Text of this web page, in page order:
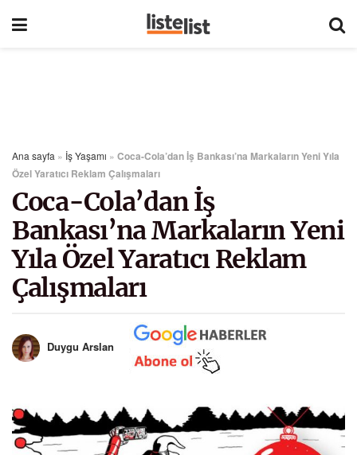
Ana sayfa » İş Yaşamı » Coca-Cola’dan İş Bankası’na Markaların Yeni Yıla
Özel Yaratıcı Reklam Çalışmaları
Coca-Cola’dan İş
Bankası’na Markaların Yeni
Yıla Özel Yaratıcı Reklam
Çalışmaları
Duygu Arslan